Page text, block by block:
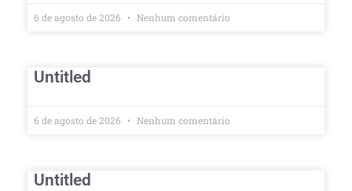
6 de agosto de 2026 Nenhum comentário
Untitled
6 de agosto de 2026 Nenhum comentário
Untitled